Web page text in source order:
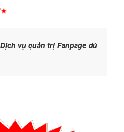
Dịch vụ quản trị Fanpage dù